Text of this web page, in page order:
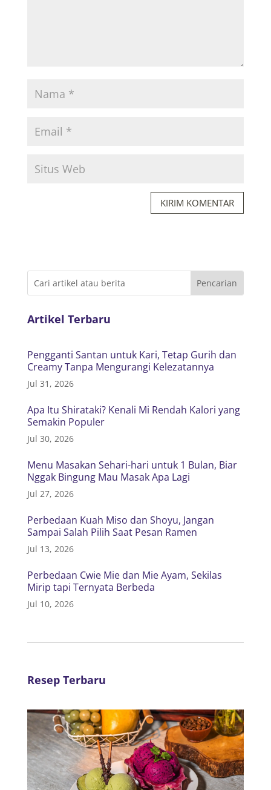
KIRIM KOMENTAR
Artikel Terbaru
Pengganti Santan untuk Kari, Tetap Gurih dan
Creamy Tanpa Mengurangi Kelezatannya
Jul 31, 2026
Apa Itu Shirataki? Kenali Mi Rendah Kalori yang
Semakin Populer
Jul 30, 2026
Menu Masakan Sehari-hari untuk 1 Bulan, Biar
Nggak Bingung Mau Masak Apa Lagi
Jul 27, 2026
Perbedaan Kuah Miso dan Shoyu, Jangan
Sampai Salah Pilih Saat Pesan Ramen
Jul 13, 2026
Perbedaan Cwie Mie dan Mie Ayam, Sekilas
Mirip tapi Ternyata Berbeda
Jul 10, 2026
Resep Terbaru